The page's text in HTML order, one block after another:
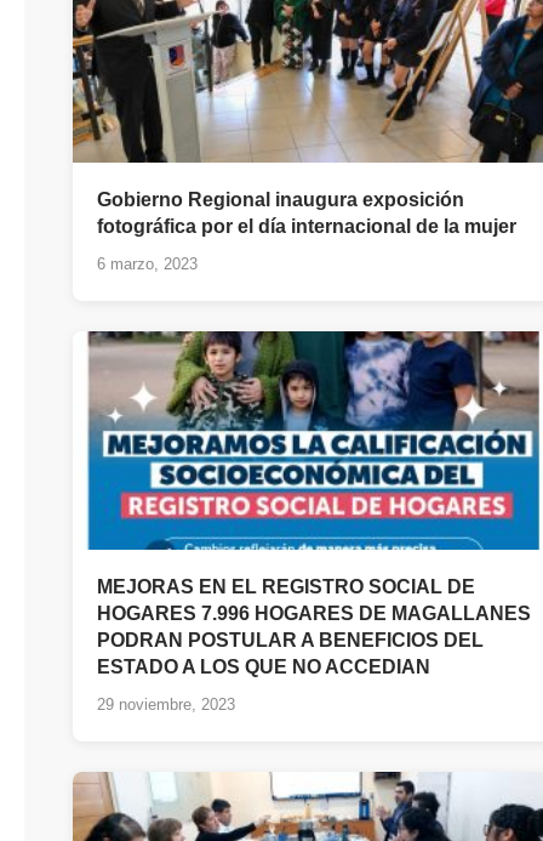
Gobierno Regional inaugura exposición
fotográfica por el día internacional de la mujer
6 marzo, 2023
MEJORAS EN EL REGISTRO SOCIAL DE
HOGARES 7.996 HOGARES DE MAGALLANES
PODRAN POSTULAR A BENEFICIOS DEL
ESTADO A LOS QUE NO ACCEDIAN
29 noviembre, 2023